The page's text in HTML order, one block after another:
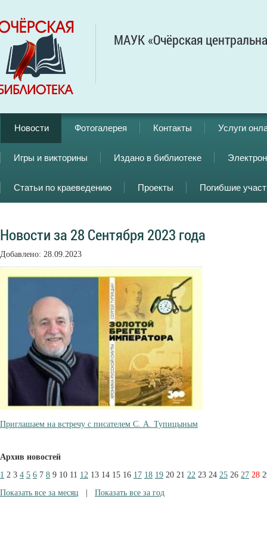
МАУК «Очёрская
Новости Фотогалерея Контакты Услуги
Игры и викторины Издано в библиотеке
Статьи по краеведению Проекты Погибшие
Новости за 28 Сентября 2023 года
Добавлено: 28.09.2023
Приглашаем на встречу с писателем С. А. Тупицыным
Архив новостей
1 2 3 4 5 6 7 8 9 10 11 12 13 14 15 16 17 18 19 20 21 22 23 24 25 26 27 28
Показать все за месяц
Показать все за год